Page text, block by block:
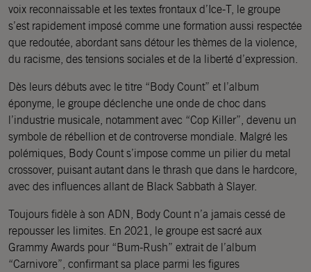
voix reconnaissable et les textes frontaux d’Ice-T, le groupe
s’est rapidement imposé comme une formation aussi respectée
que redoutée, abordant sans détour les thèmes de la violence,
du racisme, des tensions sociales et de la liberté d’expression.
Dès leurs débuts avec le titre “Body Count” et l’album
éponyme, le groupe déclenche une onde de choc dans
l’industrie musicale, notamment avec “Cop Killer”, devenu un
symbole de rébellion et de controverse mondiale. Malgré les
polémiques, Body Count s’impose comme un pilier du metal
crossover, puisant autant dans le thrash que dans le hardcore,
avec des influences allant de Black Sabbath à Slayer.
Toujours fidèle à son ADN, Body Count n’a jamais cessé de
repousser les limites. En 2021, le groupe est sacré aux
Grammy Awards pour “Bum-Rush” extrait de l’album
“Carnivore”, confirmant sa place parmi les figures